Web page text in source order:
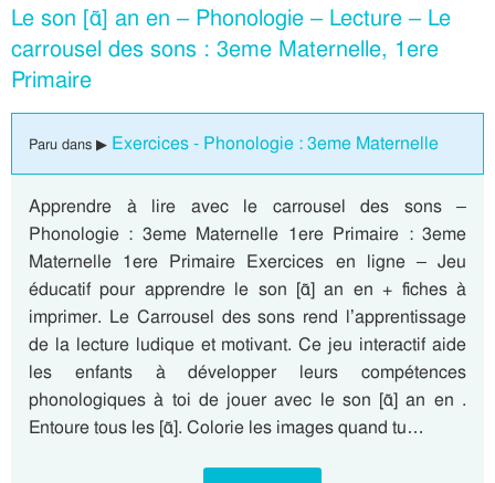
Le son [ɑ̃] an en – Phonologie – Lecture – Le
carrousel des sons : 3eme Maternelle, 1ere
Primaire
Paru dans ▶ Exercices - Phonologie : 3eme Maternelle
Apprendre à lire avec le carrousel des sons –
Phonologie : 3eme Maternelle 1ere Primaire : 3eme
Maternelle 1ere Primaire Exercices en ligne – Jeu
éducatif pour apprendre le son [ɑ̃] an en + fiches à
imprimer. Le Carrousel des sons rend l’apprentissage
de la lecture ludique et motivant. Ce jeu interactif aide
les enfants à développer leurs compétences
phonologiques à toi de jouer avec le son [ɑ̃] an en .
Entoure tous les [ɑ̃]. Colorie les images quand tu…